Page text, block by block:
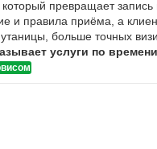
превращает
и правила приёма, а
больше точных
услуги по